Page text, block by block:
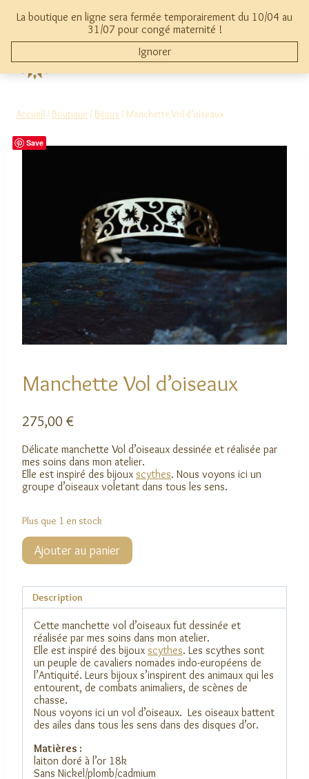
La boutique en ligne sera fermée temporairement du 10/04 au
31/07 pour congé maternité !
Ignorer
0 mon compte
THYMAMAI
Accueil / Boutique / Bijoux / Manchette Vol d’oiseaux
Save
Manchette Vol d’oiseaux
275,00 €
Délicate manchette Vol d’oiseaux dessinée et réalisée par
mes soins dans mon atelier.
Elle est inspiré des bijoux scythes. Nous voyons ici un
groupe d’oiseaux voletant dans tous les sens.
Plus que 1 en stock
quantité
Manchette
d'oiseaux
Ajouter au panier
Description
Cette manchette vol d’oiseaux fut dessinée et
réalisée par mes soins dans mon atelier.
Elle est inspiré des bijoux scythes. Les scythes sont
un peuple de cavaliers nomades indo-européens de
l’Antiquité. Leurs bijoux s’inspirent des animaux qui les
entourent, de combats animaliers, de scènes de
chasse.
Nous voyons ici un vol d’oiseaux. Les oiseaux battent
des ailes dans tous les sens dans des disques d’or.
Matières :
laiton doré à l’or 18k
Sans Nickel/plomb/cadmium